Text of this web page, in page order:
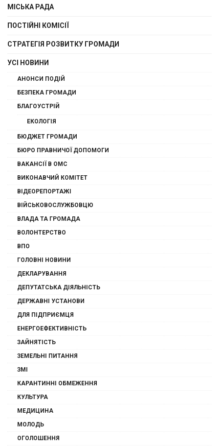
МІСЬКА РАДА
ПОСТІЙНІ КОМІСІЇ
СТРАТЕГІЯ РОЗВИТКУ ГРОМАДИ
УСІ НОВИНИ
АНОНСИ ПОДІЙ
БЕЗПЕКА ГРОМАДИ
БЛАГОУСТРІЙ
ЕКОЛОГІЯ
БЮДЖЕТ ГРОМАДИ
БЮРО ПРАВНИЧОЇ ДОПОМОГИ
ВАКАНСІЇ В ОМС
ВИКОНАВЧИЙ КОМІТЕТ
ВІДЕОРЕПОРТАЖІ
ВІЙСЬКОВОСЛУЖБОВЦЮ
ВЛАДА ТА ГРОМАДА
ВОЛОНТЕРСТВО
ВПО
ГОЛОВНІ НОВИНИ
ДЕКЛАРУВАННЯ
ДЕПУТАТСЬКА ДІЯЛЬНІСТЬ
ДЕРЖАВНІ УСТАНОВИ
ДЛЯ ПІДПРИЄМЦЯ
ЕНЕРГОЕФЕКТИВНІСТЬ
ЗАЙНЯТІСТЬ
ЗЕМЕЛЬНІ ПИТАННЯ
ЗМІ
КАРАНТИННІ ОБМЕЖЕННЯ
КУЛЬТУРА
МЕДИЦИНА
МОЛОДЬ
ОГОЛОШЕННЯ